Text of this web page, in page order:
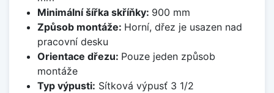
Minimální šířka skříňky: 900 mm
Způsob montáže: Horní, dřez je usazen nad
pracovní desku
Orientace dřezu: Pouze jeden způsob
montáže
Typ výpusti: Sítková výpusť 3 1/2